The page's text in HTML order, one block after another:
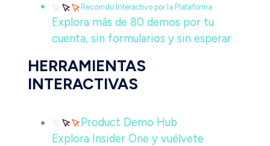
Recorrido Interactivo por la Plataforma
Explora más de 80 demos por tu
cuenta, sin formularios y sin esperar
HERRAMIENTAS
INTERACTIVAS
Product Demo Hub
Explora Insider One y vuélvete